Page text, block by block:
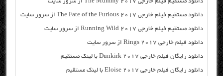
دانلود مستقیم فیلم خارجی The Mummy 2017 از سرور سایت
دانلود مستقیم فیلم خارجی The Fate of the Furious 2017 از سرور سایت
دانلود مستقیم فیلم خارجی Running Wild 2017 از سرور سایت
دانلود فیلم خارجی Rings 2017 از سرور سایت
دانلود رایگان فیلم خارجی Dunkirk 2017 با لینک مستقیم
دانلود رایگان فیلم خارجی Eloise 2017 با لینک مستقیم